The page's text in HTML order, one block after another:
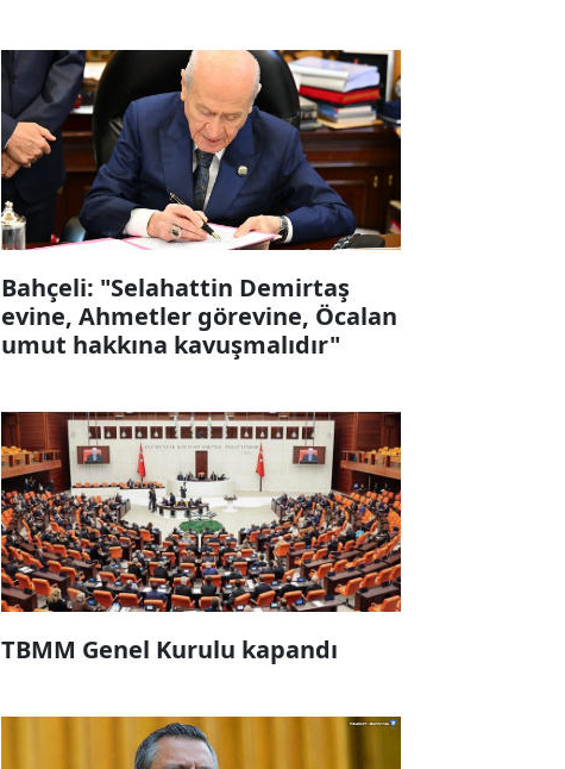
Bahçeli: "Selahattin Demirtaş
evine, Ahmetler görevine, Öcalan
umut hakkına kavuşmalıdır"
TBMM Genel Kurulu kapandı